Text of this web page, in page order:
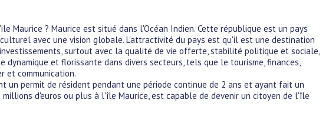
Maurice ? Maurice est situé dans l'Océan Indien. Cette république est un pays
avec une vision globale. L'attractivité du pays est qu'il est une destination
surtout avec la qualité de vie offerte, stabilité politique et sociale,
dynamique et florissante dans divers secteurs, tels que le tourisme, finances,
et communication.
un permit de résident pendant une période continue de 2 ans et ayant fait un
d'euros ou plus à l'île Maurice, est capable de devenir un citoyen de l'île